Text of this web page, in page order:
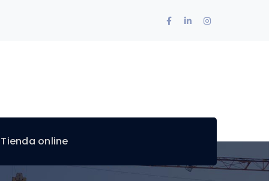
Facebook
LinkedInInstagram
online